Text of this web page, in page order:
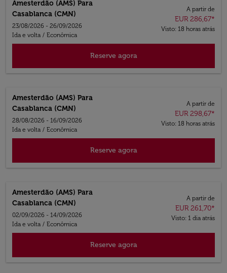
Amesterdão (AMS) Para
Casablanca (CMN)
23/08/2026 - 26/09/2026
Ida e volta / Econômica
A partir de
EUR 286,67*
Visto: 18 horas atrás
Reserve agora
Amesterdão (AMS) Para
Casablanca (CMN)
28/08/2026 - 16/09/2026
Ida e volta / Econômica
A partir de
EUR 298,67*
Visto: 18 horas atrás
Reserve agora
Amesterdão (AMS) Para
Casablanca (CMN)
02/09/2026 - 14/09/2026
Ida e volta / Econômica
A partir de
EUR 261,70*
Visto: 1 dia atrás
Reserve agora